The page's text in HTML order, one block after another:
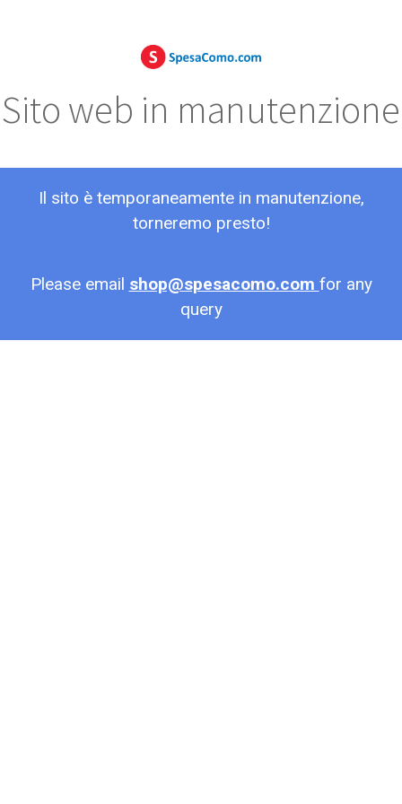
Sito web in manutenzione
Il sito è temporaneamente in manutenzione,
torneremo presto!
Please email shop@spesacomo.com for any
query